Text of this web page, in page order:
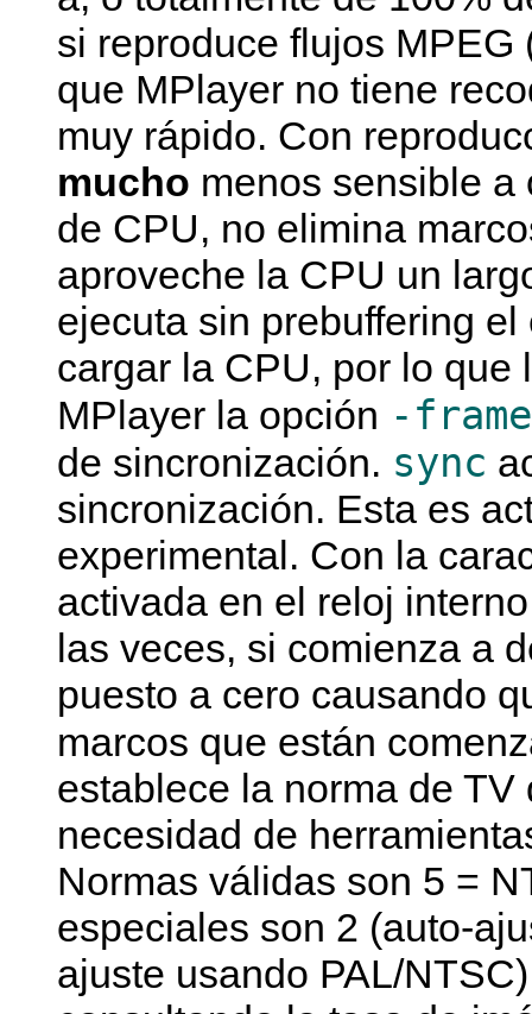
si reproduce flujos
que MPlayer no tiene
muy rápido. Con
mucho menos sensible a
de CPU, no elimina
aproveche la CPU un
ejecuta sin prebuffering
cargar la CPU, por lo que
MPlayer la opción -
de sincronización. sync
sincronización. Esta es
experimental. Con la
activada en el reloj
las veces, si comienza a
puesto a cero causando
marcos que están
establece la norma de
necesidad de
Normas válidas son 5 =
especiales son 2 (auto-
ajuste usando PAL/